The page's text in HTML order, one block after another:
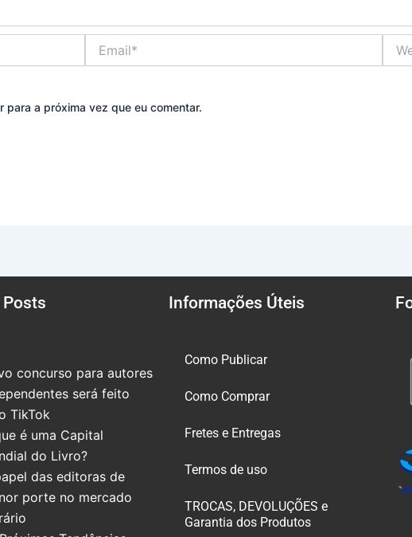
a próxima vez que eu comentar.
concurso para autores
será feito
TikTok
é uma Capital
do Livro?
das editoras de
porte no mercado
Informações Úteis
Como Publicar
Como Comprar
Fretes e Entregas
Termos de uso
TROCAS, DEVOLUÇÕES e
Garantia dos Produtos